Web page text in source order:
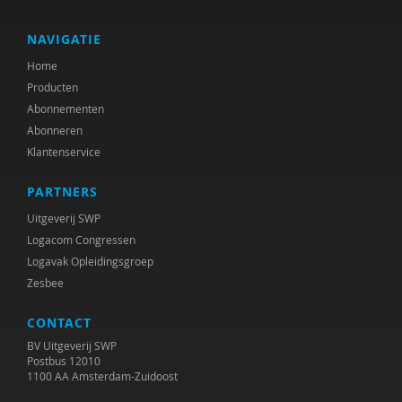
Frederik Smit
Jan van Dam
Caroline Vink
Ido Weijers
Marco Zuidam
NAVIGATIE
Home
Producten
Abonnementen
Abonneren
Klantenservice
PARTNERS
Uitgeverij SWP
Logacom Congressen
Logavak Opleidingsgroep
Zesbee
CONTACT
BV Uitgeverij SWP
Postbus 12010
1100 AA Amsterdam-Zuidoost